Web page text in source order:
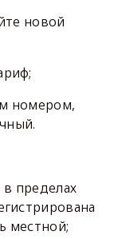
новой
номером,
пределах
местной;